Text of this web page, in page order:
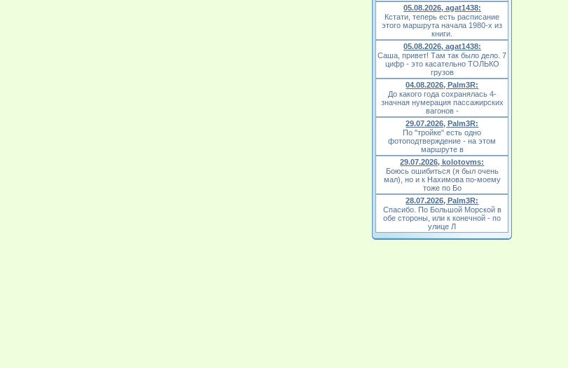
05.08.2026, agat1438:
Кстати, теперь есть расписание
этого маршрута начала 1980-х из
книги.
05.08.2026, agat1438:
Саша, привет! Там так было дело. 7
цифр - это касательно ТОЛЬКО
грузов
04.08.2026, Palm3R:
До какого года сохранялась 4-
значная нумерация пассажирских
вагонов -
29.07.2026, Palm3R:
По "тройке" есть одно
фотоподтверждение - на этом
маршруте в
29.07.2026, kolotovms:
Боюсь ошибиться (я был очень
мал), но и к Нахимова по-моему
тоже по Бо
28.07.2026, Palm3R:
Спасибо. По Большой Морской в
обе стороны, или к конечной - по
улице Л